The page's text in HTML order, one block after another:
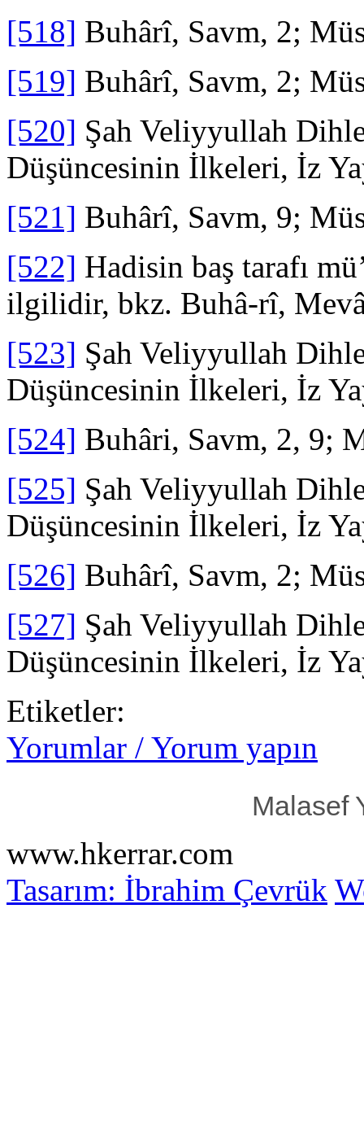
[518] Buhârî, Savm, 2;
[519] Buhârî, Savm, 2;
[520] Şah Veliyyullah
Düşüncesinin İlkeleri, İz
[521] Buhârî, Savm, 9;
[522] Hadisin baş tarafı
ilgilidir, bkz. Buhâ-rî,
[523] Şah Veliyyullah
Düşüncesinin İlkeleri, İz
[524] Buhâri, Savm, 2, 9;
[525] Şah Veliyyullah
Düşüncesinin İlkeleri, İz
[526] Buhârî, Savm, 2;
[527] Şah Veliyyullah
Düşüncesinin İlkeleri, İz
Etiketler:
Yorumlar / Yorum yapın
Malasef
www.hkerrar.com
Tasarım: İbrahim Çevrük